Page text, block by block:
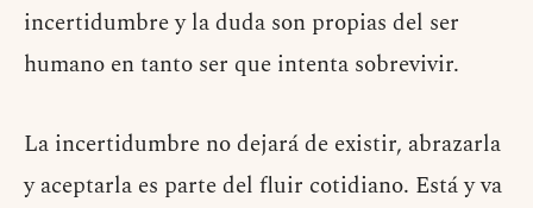
incertidumbre y la duda son propias del ser
humano en tanto ser que intenta sobrevivir.
La incertidumbre no dejará de existir, abrazarla
y aceptarla es parte del fluir cotidiano. Está y va